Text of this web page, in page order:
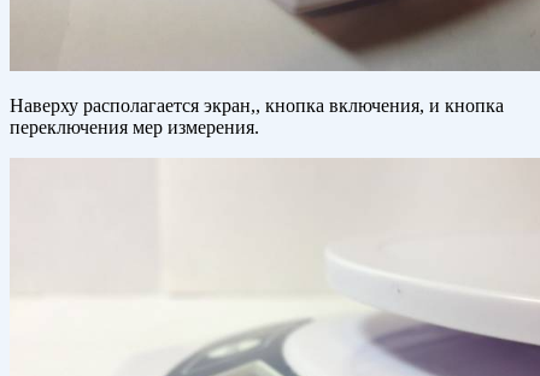
Наверху располагается экран,, кнопка включения, и кнопка
переключения мер измерения.